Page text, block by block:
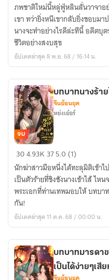
สาว
ของ
ตัวประกอบ
ขอ
ใช้
อย่าง
สงบ
สุข
ภพชาติใหม่นี้หลู่ฟู่หลินลั่นวาจาอ
เขา ทว่ายิ่งหนีเขากลับยิ่งชอบม
นางจะทำอย่างไรดีล่ะทีนี้ อดีตบุ
ชีวิตอย่างสงบสุข
อัปเดตล่าสุด 8 พ.ย. 68 / 16:14 น.
บทบาท
นาง
ร้าย
ไร้
สมอง
ข้า
ไม่
จบ
บทบาทนางร้าย
จีนย้อนยุค
หย่งเอ๋อร์
304.93K 375.0 (1)
นักฆ่าสาวมือหนึ่งได้ทะลุมิติเข้าไ
เป็นตัวร้ายที่ชิงชังนางเข้าไส้ ไห
พระเอกที่ท่านเทพมอบให้ บทบา
กัน!
อัปเดตล่าสุด 11 ต.ค. 68 / 00:00 น.
บทบาทมารดาข
เป็นได้ง่ายๆเสี